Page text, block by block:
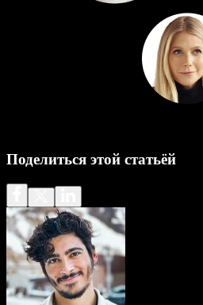
Поделиться этой статьёй